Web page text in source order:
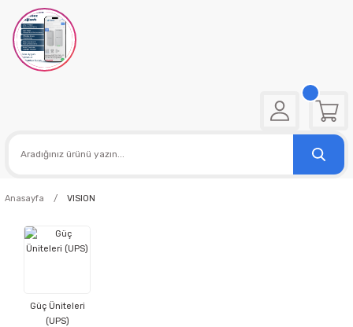
Anasayfa VISION
Güç Üniteleri
(UPS)